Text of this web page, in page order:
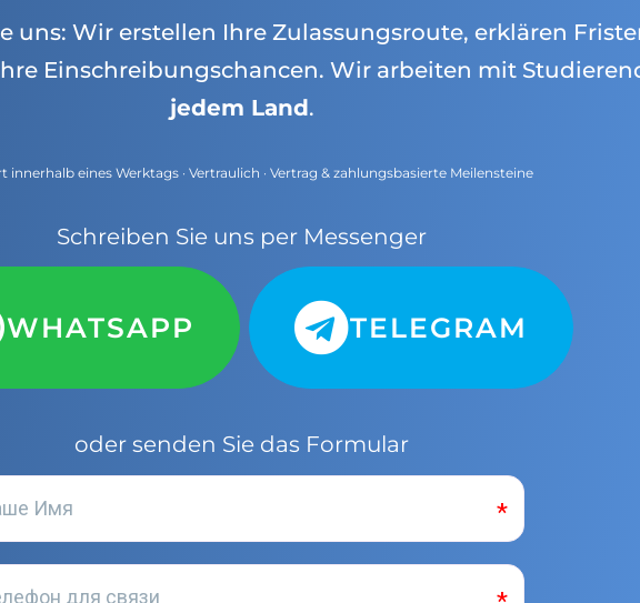
uns: Wir erstellen Ihre Zulassungsroute, erklären
Einschreibungschancen. Wir arbeiten mit
jedem Land.
innerhalb eines Werktags · Vertraulich · Vertrag & zahlungsbasierte Meilensteine
Schreiben Sie uns per Messenger
WHATSAPP TELEGRAM
oder senden Sie das Formular